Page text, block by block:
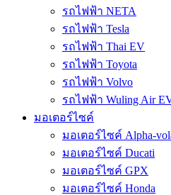
รถไฟฟ้า NETA
รถไฟฟ้า Tesla
รถไฟฟ้า Thai EV
รถไฟฟ้า Toyota
รถไฟฟ้า Volvo
รถไฟฟ้า Wuling Air
มอเตอร์ไซค์
มอเตอร์ไซค์ Alpha-
มอเตอร์ไซค์ Ducati
มอเตอร์ไซค์ GPX
มอเตอร์ไซค์ Honda